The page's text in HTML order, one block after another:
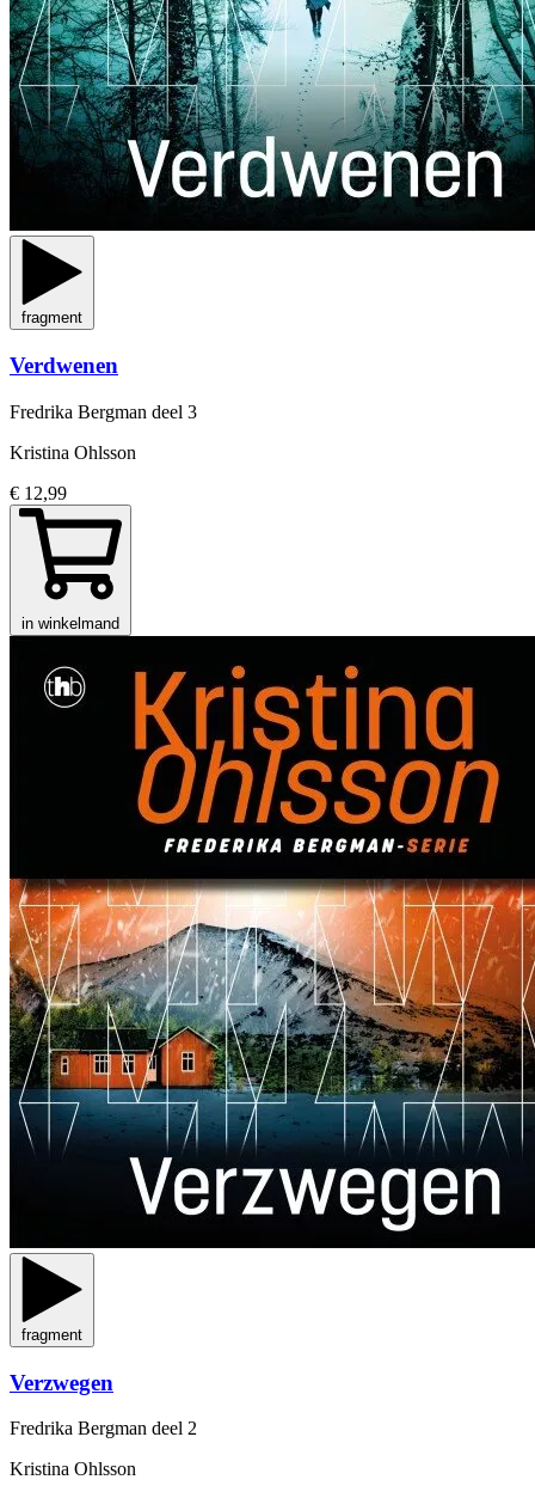
fragment
Verdwenen
Fredrika Bergman deel 3
Kristina Ohlsson
€ 12,99
in winkelmand
fragment
Verzwegen
Fredrika Bergman deel 2
Kristina Ohlsson